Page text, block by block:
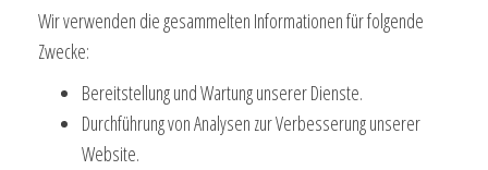
Wir verwenden die gesammelten Informationen für folgende
Zwecke:
Bereitstellung und Wartung unserer Dienste.
Durchführung von Analysen zur Verbesserung unserer
Website.